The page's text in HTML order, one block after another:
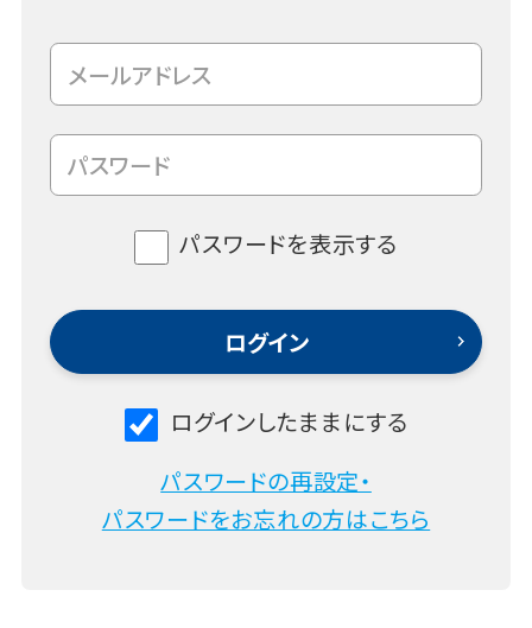
パスワードを表示する
ログインしたままにする
パスワードの再設定・
パスワードをお忘れの方はこちら